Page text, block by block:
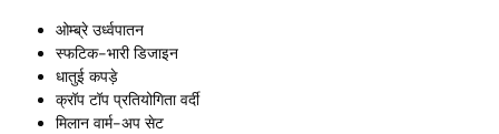
ओम्ब्रे उर्ध्वपातन
स्फटिक-भारी डिजाइन
धातुई कपड़े
क्रॉप टॉप प्रतियोगिता वर्दी
मिलान वार्म-अप सेट